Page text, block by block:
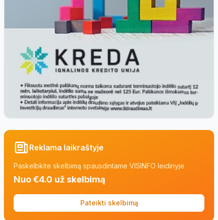
Reklama laikraštyje
Paskelbkite skelbimą spausdintame VISINFO leidinyje
Nuo €4.0 už skelbimą
Pateikti skelbimą